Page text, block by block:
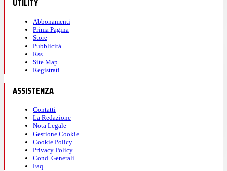
Abbonamenti
Prima Pagina
Store
Pubblicità
Rss
Site Map
Registrati
ASSISTENZA
Contatti
La Redazione
Nota Legale
Gestione Cookie
Cookie Policy
Privacy Policy
Cond. Generali
Faq